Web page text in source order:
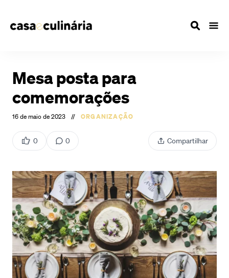
Mesa posta para
comemorações
16 de maio de 2023 // ORGANIZAÇÃO
0 0 Compartilhar